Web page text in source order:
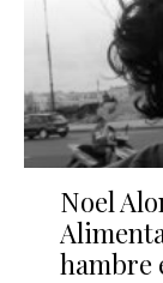
Noel
hambre